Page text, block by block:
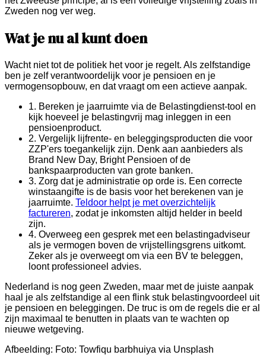
Zweden nog ver weg.
Wat je nu al kunt doen
Wacht niet tot de politiek het voor je regelt. Als zelfstandige
ben je zelf verantwoordelijk voor je pensioen en je
vermogensopbouw, en dat vraagt om een actieve aanpak.
1. Bereken je jaarruimte via de Belastingdienst-tool en
kijk hoeveel je belastingvrij mag inleggen in een
pensioenproduct.
2. Vergelijk lijfrente- en beleggingsproducten die voor
ZZP'ers toegankelijk zijn. Denk aan aanbieders als
Brand New Day, Bright Pensioen of de
bankspaarproducten van grote banken.
3. Zorg dat je administratie op orde is. Een correcte
winstaangifte is de basis voor het berekenen van je
jaarruimte. Teldoor helpt je met overzichtelijk
factureren, zodat je inkomsten altijd helder in beeld
zijn.
4. Overweeg een gesprek met een belastingadviseur
als je vermogen boven de vrijstellingsgrens uitkomt.
Zeker als je overweegt om via een BV te beleggen,
loont professioneel advies.
Nederland is nog geen Zweden, maar met de juiste aanpak
haal je als zelfstandige al een flink stuk belastingvoordeel uit
je pensioen en beleggingen. De truc is om de regels die er al
zijn maximaal te benutten in plaats van te wachten op
nieuwe wetgeving.
Afbeelding: Foto: Towfiqu barbhuiya via Unsplash